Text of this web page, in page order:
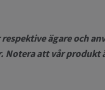
ägare och
Notera att vår